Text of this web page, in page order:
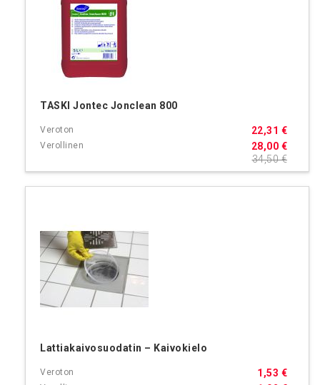
TASKI Jontec Jonclean 800
28,00 €
22,31 €
34,50 €
Lattiakaivosuodatin – Kaivokielo
1,53 €